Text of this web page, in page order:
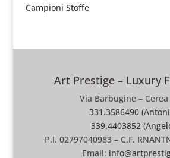
Campioni Stoffe
Art Prestige – Luxury
Via Barbugine – Cerea
331.3586490
339.4403852
P.I. 02797040983 – C.F.
Email: